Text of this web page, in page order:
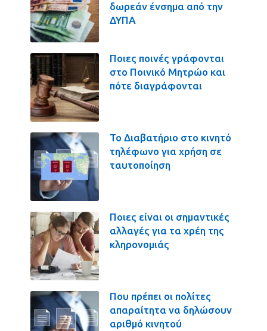
δωρεάν ένσημα από την
ΔΥΠΑ
Ποιες ποινές γράφονται
στο Ποινικό Μητρώο και
πότε διαγράφονται
Το Διαβατήριο στο κινητό
τηλέφωνο για χρήση σε
ταυτοποίηση
Ποιες είναι οι σημαντικές
αλλαγές για τα χρέη της
κληρονομιάς
Που πρέπει οι πολίτες
απαραίτητα να δηλώσουν
αριθμό κινητού